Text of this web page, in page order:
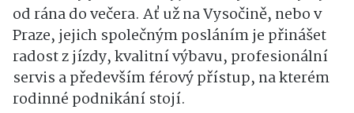
od rána do večera. Ať už na Vysočině, nebo v
Praze, jejich společným posláním je přinášet
radost z jízdy, kvalitní výbavu, profesionální
servis a především férový přístup, na kterém
rodinné podnikání stojí.